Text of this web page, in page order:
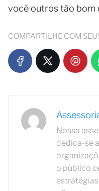
você outros tão bom
COMPARTILHE COM
Nossa
dedica-se
o público